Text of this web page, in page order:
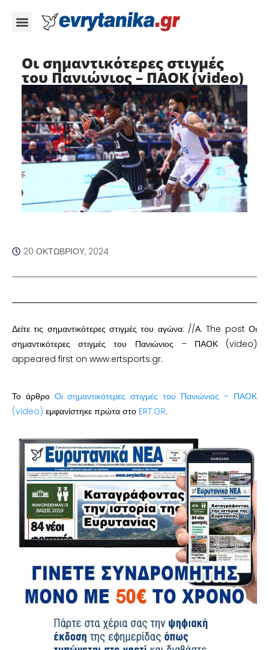
Οι σημαντικότερες στιγμές
του Πανιώνιος – ΠΑΟΚ (video)
20 ΟΚΤΩΒΡΊΟΥ, 2024
Δείτε τις σημαντικότερες στιγμές του αγώνα: //Α. The post Οι
σημαντικότερες στιγμές του Πανιώνιος – ΠΑΟΚ (video)
appeared first on www.ertsports.gr.
Το άρθρο Οι σημαντικότερες στιγμές του Πανιώνιος – ΠΑΟΚ
(video) εμφανίστηκε πρώτα στο ERT.GR.